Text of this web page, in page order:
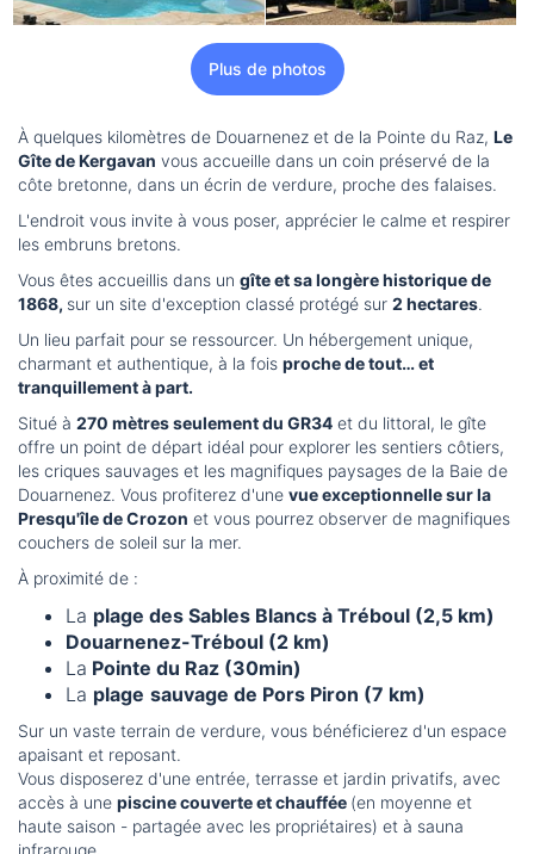
Plus de photos
À quelques kilomètres de Douarnenez et de la Pointe du Raz, Le
Gîte de Kergavan vous accueille dans un coin préservé de la
côte bretonne, dans un écrin de verdure, proche des falaises.
L'endroit vous invite à vous poser, apprécier le calme et respirer
les embruns bretons.
Vous êtes accueillis dans un gîte et sa longère historique de
1868, sur un site d'exception classé protégé sur 2 hectares.
Un lieu parfait pour se ressourcer. Un hébergement unique,
charmant et authentique, à la fois proche de tout… et
tranquillement à part.
Situé à 270 mètres seulement du GR34 et du littoral, le gîte
offre un point de départ idéal pour explorer les sentiers côtiers,
les criques sauvages et les magnifiques paysages de la Baie de
Douarnenez. Vous profiterez d'une vue exceptionnelle sur la
Presqu'île de Crozon et vous pourrez observer de magnifiques
couchers de soleil sur la mer.
À proximité de :
La plage des Sables Blancs à Tréboul (2,5 km)
Douarnenez-Tréboul (2 km)
La Pointe du Raz (30min)
La plage sauvage de Pors Piron (7 km)
Sur un vaste terrain de verdure, vous bénéficierez d'un espace
apaisant et reposant.
Vous disposerez d'une entrée, terrasse et jardin privatifs, avec
accès à une piscine couverte et chauffée (en moyenne et
haute saison - partagée avec les propriétaires) et à sauna